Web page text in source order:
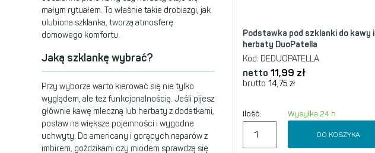
małym rytuałem. To właśnie takie drobiazgi, jak
ulubiona szklanka, tworzą atmosferę
domowego komfortu.
Jaką szklankę wybrać?
Przy wyborze warto kierować się nie tylko
wyglądem, ale też funkcjonalnością. Jeśli pijesz
głównie kawę mleczną lub herbaty z dodatkami,
postaw na większe pojemności i wygodne
uchwyty. Do americany i gorących naparów z
imbirem, goździkami czy miodem sprawdzą się
Podstawka pod szklanki do kawy i
herbaty DuoPatella
Kod: DEDUOPATELLA
netto 11,99 zł
brutto 14,75 zł
Ilość: Wysyłka 24 h
DO KOSZYKA